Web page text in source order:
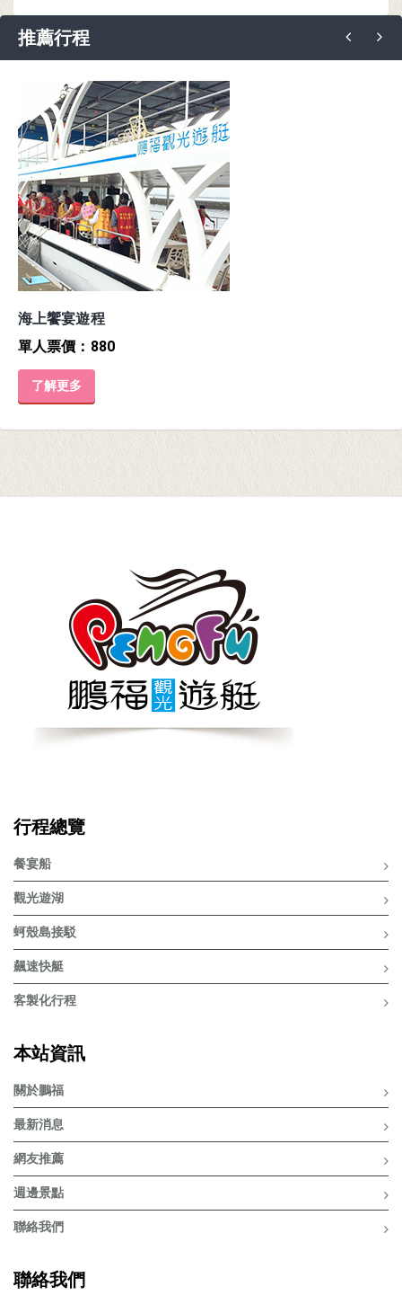
推薦行程
海上饗宴遊程
單人票價：880
了解更多
行程總覽
餐宴船
觀光遊湖
蚵殼島接駁
飆速快艇
客製化行程
本站資訊
關於鵬福
最新消息
網友推薦
週邊景點
聯絡我們
聯絡我們